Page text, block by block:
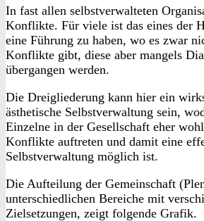
In fast allen selbstverwalteten
Konflikte. Für viele ist das eines der
eine Führung zu haben, wo es zwar
Konflikte gibt, diese aber mangels
übergangen werden.
Die Dreigliederung kann hier ein
ästhetische Selbstverwaltung sein,
Einzelne in der Gesellschaft eher
Konflikte auftreten und damit eine
Selbstverwaltung möglich ist.
Die Aufteilung der Gemeinschaft
unterschiedlichen Bereiche mit
Zielsetzungen, zeigt folgende Grafik.